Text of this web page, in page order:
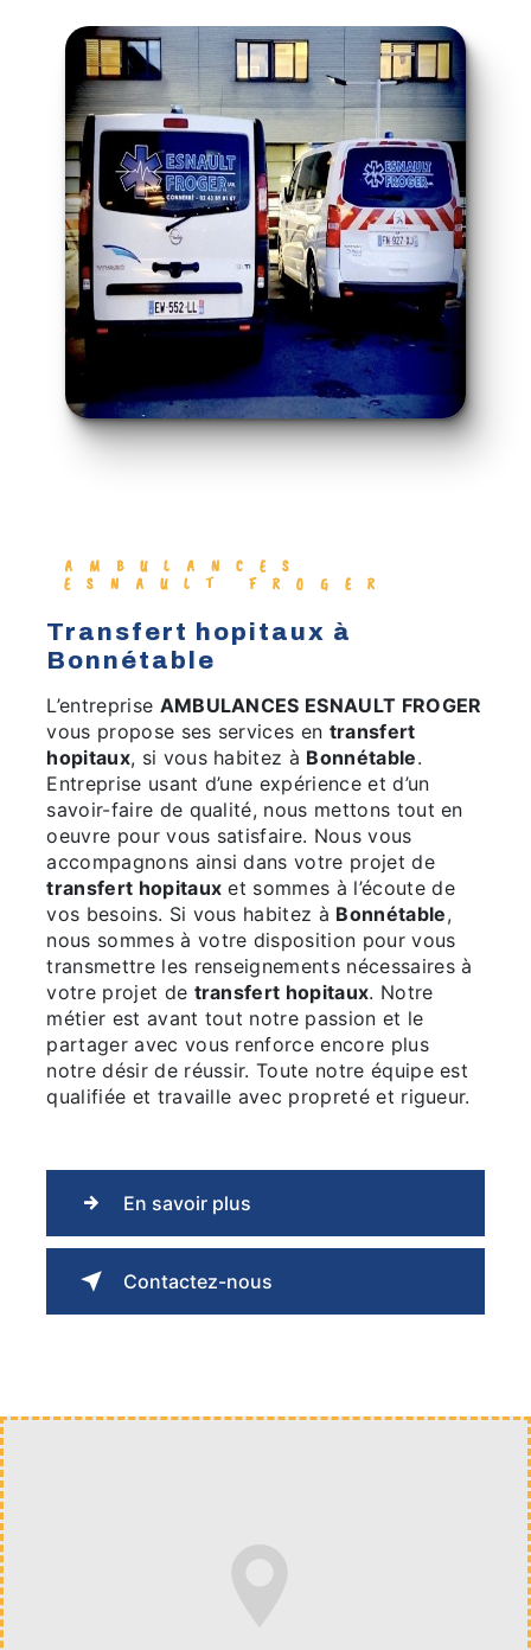
AMBULANCES
ESNAULT FROGER
transfert hopitaux à
Bonnétable
L’entreprise AMBULANCES ESNAULT FROGER
vous propose ses services en transfert
hopitaux, si vous habitez à Bonnétable.
Entreprise usant d’une expérience et d’un
savoir-faire de qualité, nous mettons tout en
oeuvre pour vous satisfaire. Nous vous
accompagnons ainsi dans votre projet de
transfert hopitaux et sommes à l’écoute de
vos besoins. Si vous habitez à Bonnétable,
nous sommes à votre disposition pour vous
transmettre les renseignements nécessaires à
votre projet de transfert hopitaux. Notre
métier est avant tout notre passion et le
partager avec vous renforce encore plus
notre désir de réussir. Toute notre équipe est
qualifiée et travaille avec propreté et rigueur.
En savoir plus
Contactez-nous